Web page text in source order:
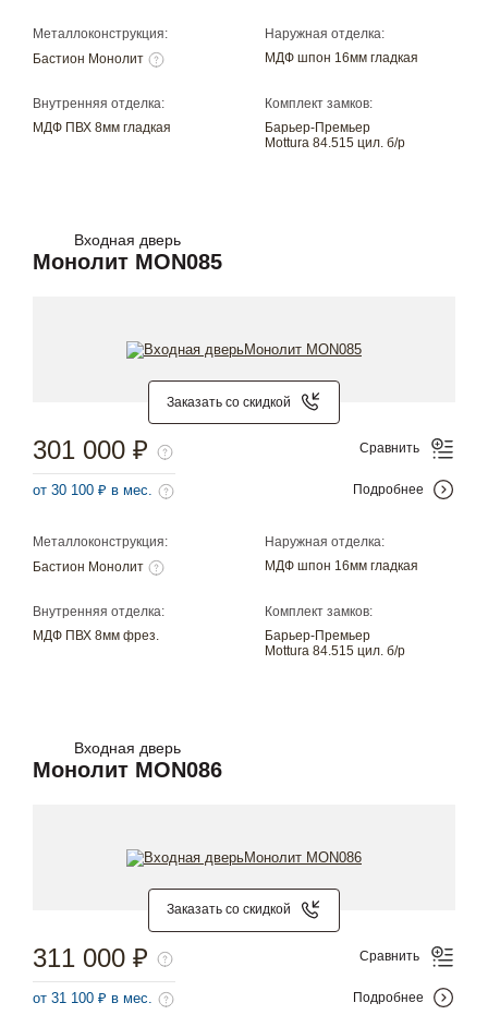
Металлоконструкция:
Бастион Монолит
Наружная отделка:
МДФ шпон 16мм гладкая
Внутренняя отделка:
МДФ ПВХ 8мм гладкая
Комплект замков:
Барьер-Премьер
Mottura 84.515 цил. б/р
Входная дверь
Монолит MON085
Заказать со скидкой
Металлоконструкция:
Бастион Монолит
Наружная отделка:
МДФ шпон 16мм гладкая
Внутренняя отделка:
МДФ ПВХ 8мм фрез.
Комплект замков:
Барьер-Премьер
Mottura 84.515 цил. б/р
301 000 ₽
от 30 100 ₽ в мес.
Сравнить
Подробнее
Входная дверь
Монолит MON086
Заказать со скидкой
311 000 ₽
от 31 100 ₽ в мес.
Сравнить
Подробнее